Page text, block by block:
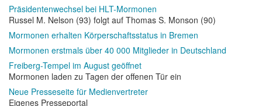
Präsidentenwechsel bei HLT-Mormonen
Russel M. Nelson (93) folgt auf Thomas S. Monson (90)
Mormonen erhalten Körperschaftsstatus in Bremen
Mormonen erstmals über 40 000 Mitglieder in Deutschland
Freiberg-Tempel im August geöffnet
Mormonen laden zu Tagen der offenen Tür ein
Neue Presseseite für Medienvertreter
Eigenes Presseportal